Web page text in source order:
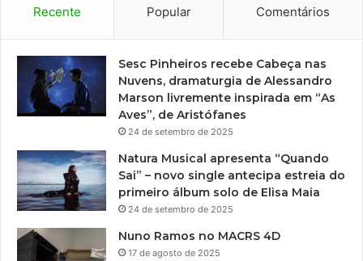
Recente Popular Comentários
Sesc Pinheiros recebe Cabeça nas
Nuvens, dramaturgia de Alessandro
Marson livremente inspirada em “As
Aves”, de Aristófanes
24 de setembro de 2025
Natura Musical apresenta “Quando
Sai” – novo single antecipa estreia do
primeiro álbum solo de Elisa Maia
24 de setembro de 2025
Nuno Ramos no MACRS 4D
17 de agosto de 2025